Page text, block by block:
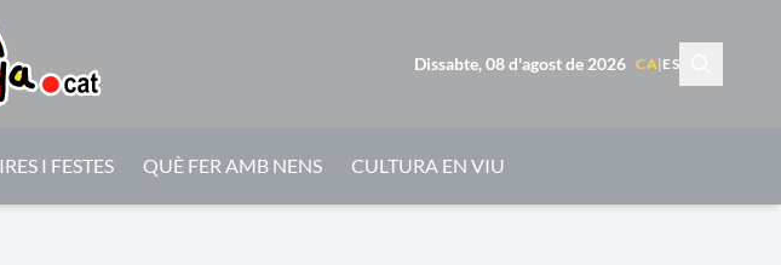
Dissabte, 08 d'agost de 2026 CA| ES
I FESTES QUÈ FER AMB NENS CULTURA EN VIU